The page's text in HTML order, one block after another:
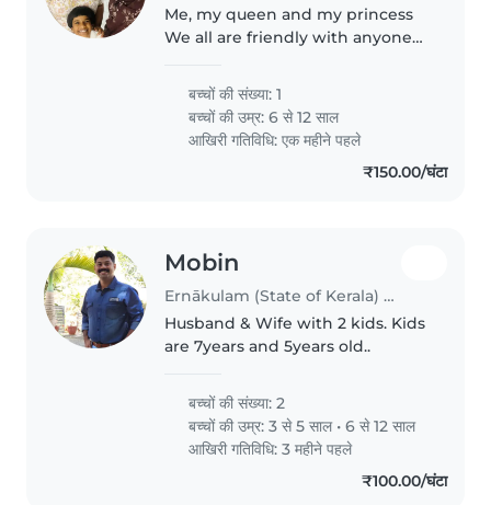
Me, my queen and my princess
We all are friendly with anyone
बच्चों की संख्या: 1
बच्चों की उम्र:6 से 12 साल
आखिरी गतिविधि: एक महीने पहले
₹150.00/घंटा
Mobin
Ernākulam (State of Kerala) में बेबीसिटिंग की नौकरी
Husband & Wife with 2 kids. Kids
are 7years and 5years old..
बच्चों की संख्या: 2
बच्चों की उम्र:3 से 5 साल •6 से 12 साल
आखिरी गतिविधि: 3 महीने पहले
₹100.00/घंटा